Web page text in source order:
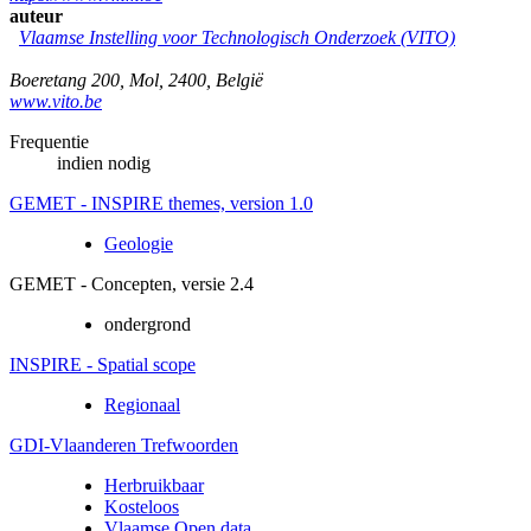
auteur
Vlaamse Instelling voor Technologisch Onderzoek (VITO)
Boeretang 200 Mol 2400 België
www.vito.be
Frequentie
indien nodig
GEMET - INSPIRE themes, version 1.0
Geologie
GEMET - Concepten, versie 2.4
ondergrond
INSPIRE - Spatial scope
Regionaal
GDI-Vlaanderen Trefwoorden
Herbruikbaar
Kosteloos